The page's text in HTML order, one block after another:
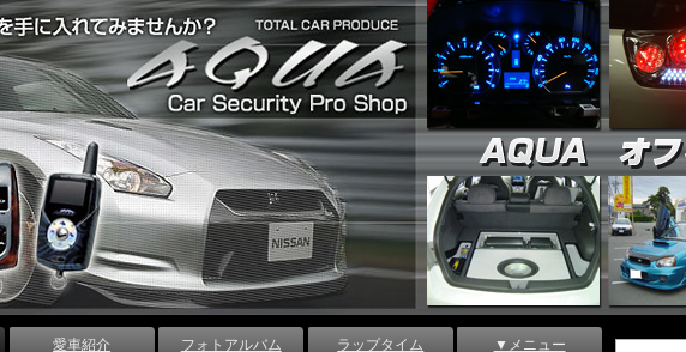
愛車紹介 フォトアルバム ラップタイム ▼メニュー